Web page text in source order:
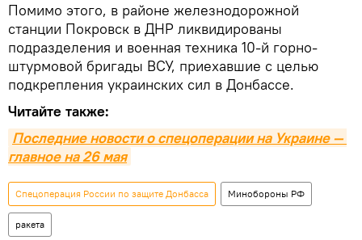
Помимо этого, в районе железнодорожной
станции Покровск в ДНР ликвидированы
подразделения и военная техника 10-й горно-
штурмовой бригады ВСУ, приехавшие с целью
подкрепления украинских сил в Донбассе.
Читайте также:
Последние новости о спецоперации на Украине —
главное на 26 мая
Спецоперация России по защите Донбасса Минобороны РФ
ракета